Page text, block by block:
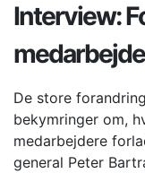
Interview:
De store
bekymringer om,
medarbejdere
general Peter